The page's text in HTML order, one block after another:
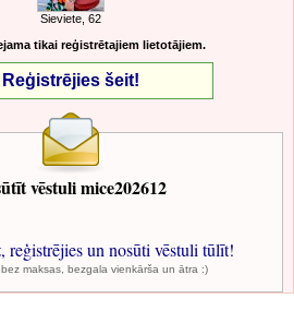
Sieviete, 62
tikai reģistrētajiem lietotājiem.
Reģistrējies šeit!
vēstuli mice202612
, reģistrējies un nosūti vēstuli tūlīt!
bez maksas, bezgala vienkārša un ātra :)